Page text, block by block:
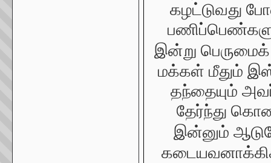
கழட்டுவது
இன்று
மக்கள் மீதும்
தந்தையும்
தேர்ந்து
இன்னும்